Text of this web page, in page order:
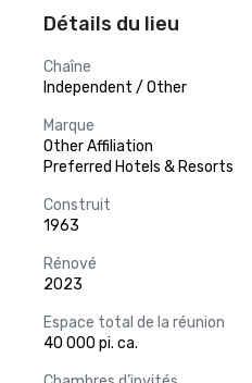
Détails du lieu
Chaîne
Independent / Other
Marque
Other Affiliation
Preferred Hotels & Resorts
Construit
1963
Rénové
2023
Espace total de la réunion
40 000 pi. ca.